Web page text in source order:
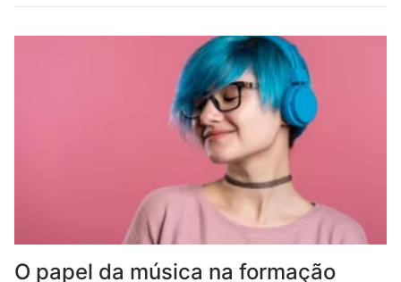
O papel da música na formação